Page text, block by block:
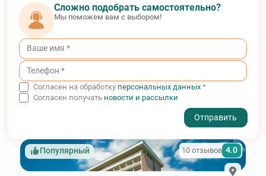
Сложно подобрать самостоятельно?
Мы поможем вам с выбором!
Согласен на обработку персональных данных*
Согласен получать новости и рассылки
Популярный 10 отзывов 4.0